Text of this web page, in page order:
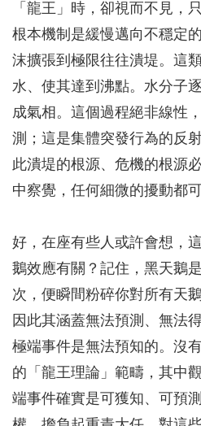
「龍王」時，卻視而不見，
根本機制是緩慢邁向不穩定
沫擴張到極限往往潰堤。這
水、使其達到沸點。水分子
成氣相。這個過程絕非線性
測；這是集體突發行為的反
此潰堤的根源、危機的根源
中察覺，任何細微的擾動都
好，在座有些人或許會想，
鵝效應有關？記住，黑天鵝
次，便瞬間粉碎你對所有天
因此其涵蓋無法預測、無法
極端事件是無法預知的。沒
的「龍王理論」範疇，其中
端事件確實是可獲知、可預